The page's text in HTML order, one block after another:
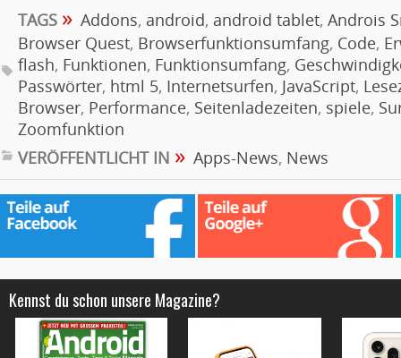
TAGS » Addons, android, android tablet, Androis
Browser Quest, Browserfunktionsumfang, Code,
flash, Funktionen, Funktionsumfang,
Passwörter, html 5, Internetsurfen, JavaScript,
Browser, Performance, Seitenladezeiten, spiele,
Zoomfunktion
VERÖFFENTLICHT IN » Apps-News, News
Kennst du schon unsere Magazine?